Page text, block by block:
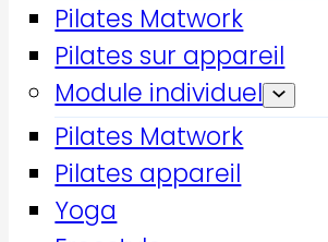
Pilates Matwork
Pilates sur appareil
Module individuel
Pilates Matwork
Pilates appareil
Yoga
Accueil
Formations qualifiantes
Pilates Reformer & Cadillac 2
Pilates